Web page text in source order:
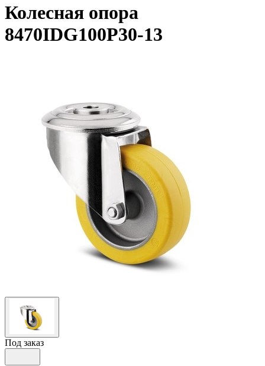
Колесная опора
8470IDG100P30-13
Под заказ